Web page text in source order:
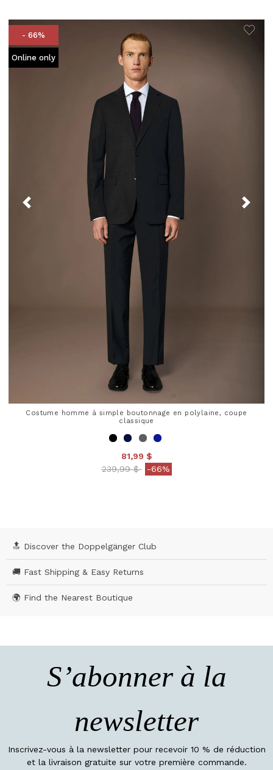
- 66%
Online only
Costume homme à simple boutonnage en polylaine, coupe
classique
81,99 $
Price reduced from
239,99 $to-66%
🔝 Discover the Doppelgänger Club
🚚 Fast Shipping & Easy Returns
🌍 Find the Nearest Boutique
S’abonner à la
newsletter
Inscrivez-vous à la newsletter pour recevoir 10 % de réduction
et la livraison gratuite sur votre première commande.